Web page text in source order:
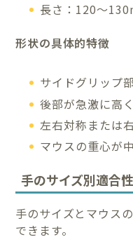
長さ：120～
形状の具体的特徴
サイドグリップ
後部が急激に高
左右対称または
マウスの重心が
手のサイズ別適合
手のサイズとマウス
できます。